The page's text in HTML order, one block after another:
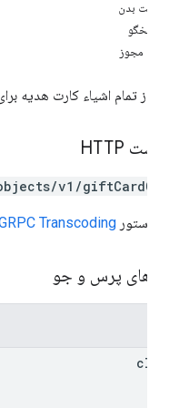
درخواست بدن
بدن پاسخگو
محدوده مجوز
فهرستی از تمام اشیاء کارت هدیه
درخواست HTTP
v1/giftCardObject
Transcoding
پارامترهای پرس و جو
class